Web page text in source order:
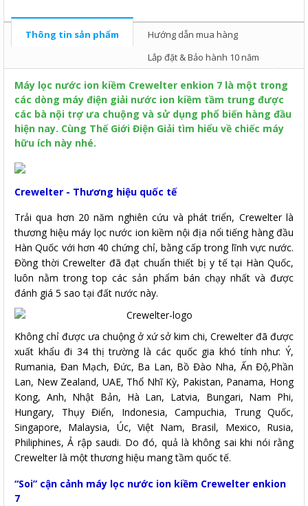
Thông tin sản phẩm
Hướng dẫn mua hàng
Lắp đặt & Bảo hành 10 năm
Máy lọc nước ion kiềm Crewelter enkion 7 là một trong
các dòng máy điện giải nước ion kiềm tầm trung được
các bà nội trợ ưa chuộng và sử dụng phổ biến hàng đầu
hiện nay. Cùng Thế Giới Điện Giải tìm hiểu về chiếc máy
hữu ích này nhé.
Crewelter - Thương hiệu quốc tế
Trải qua hơn 20 năm nghiên cứu và phát triển, Crewelter là
thương hiệu máy lọc nước ion kiềm nội địa nổi tiếng hàng đầu
Hàn Quốc với hơn 40 chứng chỉ, bằng cấp trong lĩnh vực nước.
Đồng thời Crewelter đã đạt chuẩn thiết bị y tế tại Hàn Quốc,
luôn nằm trong top các sản phẩm bán chạy nhất và được
đánh giá 5 sao tại đất nước này.
Không chỉ được ưa chuộng ở xứ sở kim chi, Crewelter đã được
xuất khẩu đi 34 thị trường là các quốc gia khó tính như: Ý,
Rumania, Đan Mạch, Đức, Ba Lan, Bồ Đào Nha, Ấn Độ,Phần
Lan, New Zealand, UAE, Thổ Nhĩ Kỳ, Pakistan, Panama, Hong
Kong, Anh, Nhật Bản, Hà Lan, Latvia, Bungari, Nam Phi,
Hungary, Thụy Điển, Indonesia, Campuchia, Trung Quốc,
Singapore, Malaysia, Úc, Việt Nam, Brasil, Mexico, Rusia,
Philiphines, Ả rập saudi. Do đó, quả là không sai khi nói rằng
Crewelter là một thương hiệu mang tầm quốc tế.
“Soi” cận cảnh máy lọc nước ion kiềm Crewelter enkion
7